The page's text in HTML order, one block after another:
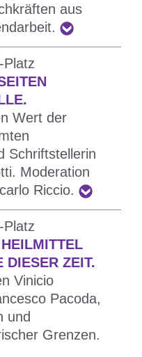
im Kampf gegen
stellen mit den
undEster
an.
Sieger des
civile“
aus
Projekt „Si
über
und deren
wichtig?
soziale
und für die
Moderation von
in
an den
Lehrpersonen und
der Jugendarbeit
Platz
Wert der
Schriftstellerin
Moderation
Riccio.
Platz
DIESER ZEIT.
Vinicio
Pacoda,
und
Grenzen.